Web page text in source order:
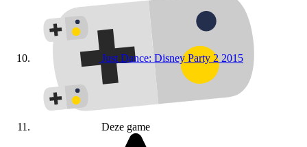
Just Dance: Disney Party 2 2015
Deze game